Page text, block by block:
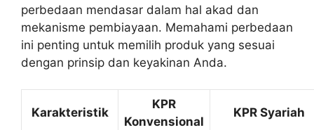
perbedaan mendasar dalam hal akad dan
mekanisme pembiayaan. Memahami perbedaan
ini penting untuk memilih produk yang sesuai
dengan prinsip dan keyakinan Anda.
Karakteristik
KPR
Konvensional
KPR Syariah